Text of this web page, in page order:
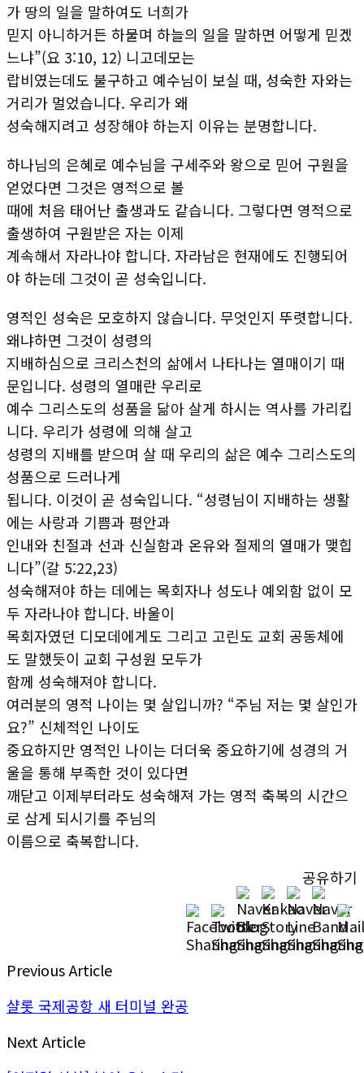
가 땅의 일을 말하여도 너희가
믿지 아니하거든 하물며 하늘의 일을 말하면 어떻게 믿겠
느냐”(요 3:10, 12) 니고데모는
랍비였는데도 불구하고 예수님이 보실 때, 성숙한 자와는
거리가 멀었습니다. 우리가 왜
성숙해지려고 성장해야 하는지 이유는 분명합니다.
하나님의 은혜로 예수님을 구세주와 왕으로 믿어 구원을
얻었다면 그것은 영적으로 볼
때에 처음 태어난 출생과도 같습니다. 그렇다면 영적으로
출생하여 구원받은 자는 이제
계속해서 자라나야 합니다. 자라남은 현재에도 진행되어
야 하는데 그것이 곧 성숙입니다.
영적인 성숙은 모호하지 않습니다. 무엇인지 뚜렷합니다.
왜냐하면 그것이 성령의
지배하심으로 크리스천의 삶에서 나타나는 열매이기 때
문입니다. 성령의 열매란 우리로
예수 그리스도의 성품을 닮아 살게 하시는 역사를 가리킵
니다. 우리가 성령에 의해 살고
성령의 지배를 받으며 살 때 우리의 삶은 예수 그리스도의
성품으로 드러나게
됩니다. 이것이 곧 성숙입니다. “성령님이 지배하는 생활
에는 사랑과 기쁨과 평안과
인내와 친절과 선과 신실함과 온유와 절제의 열매가 맺힙
니다”(갈 5:22,23)
성숙해져야 하는 데에는 목회자나 성도나 예외함 없이 모
두 자라나야 합니다. 바울이
목회자였던 디모데에게도 그리고 고린도 교회 공동체에
도 말했듯이 교회 구성원 모두가
함께 성숙해져야 합니다.
여러분의 영적 나이는 몇 살입니까? “주님 저는 몇 살인가
요?” 신체적인 나이도
중요하지만 영적인 나이는 더더욱 중요하기에 성경의 거
울을 통해 부족한 것이 있다면
깨닫고 이제부터라도 성숙해져 가는 영적 축복의 시간으
로 삼게 되시기를 주님의
이름으로 축복합니다.
공유하기
Previous Article
샬롯 국제공항 새 터미널 완공
Next Article